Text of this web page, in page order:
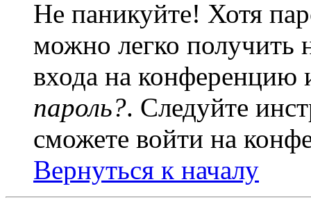
Не паникуйте! Хотя
можно легко получить
входа на
пароль?. Следуйте
сможете войти на
Вернуться к началу